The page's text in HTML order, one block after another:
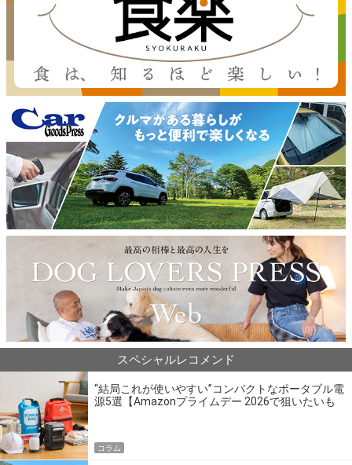
スペシャルレコメンド
“結局これが使いやすい”コンパクトなポータブル電
源5選【Amazonプライムデー 2026で狙いたいも
コラム